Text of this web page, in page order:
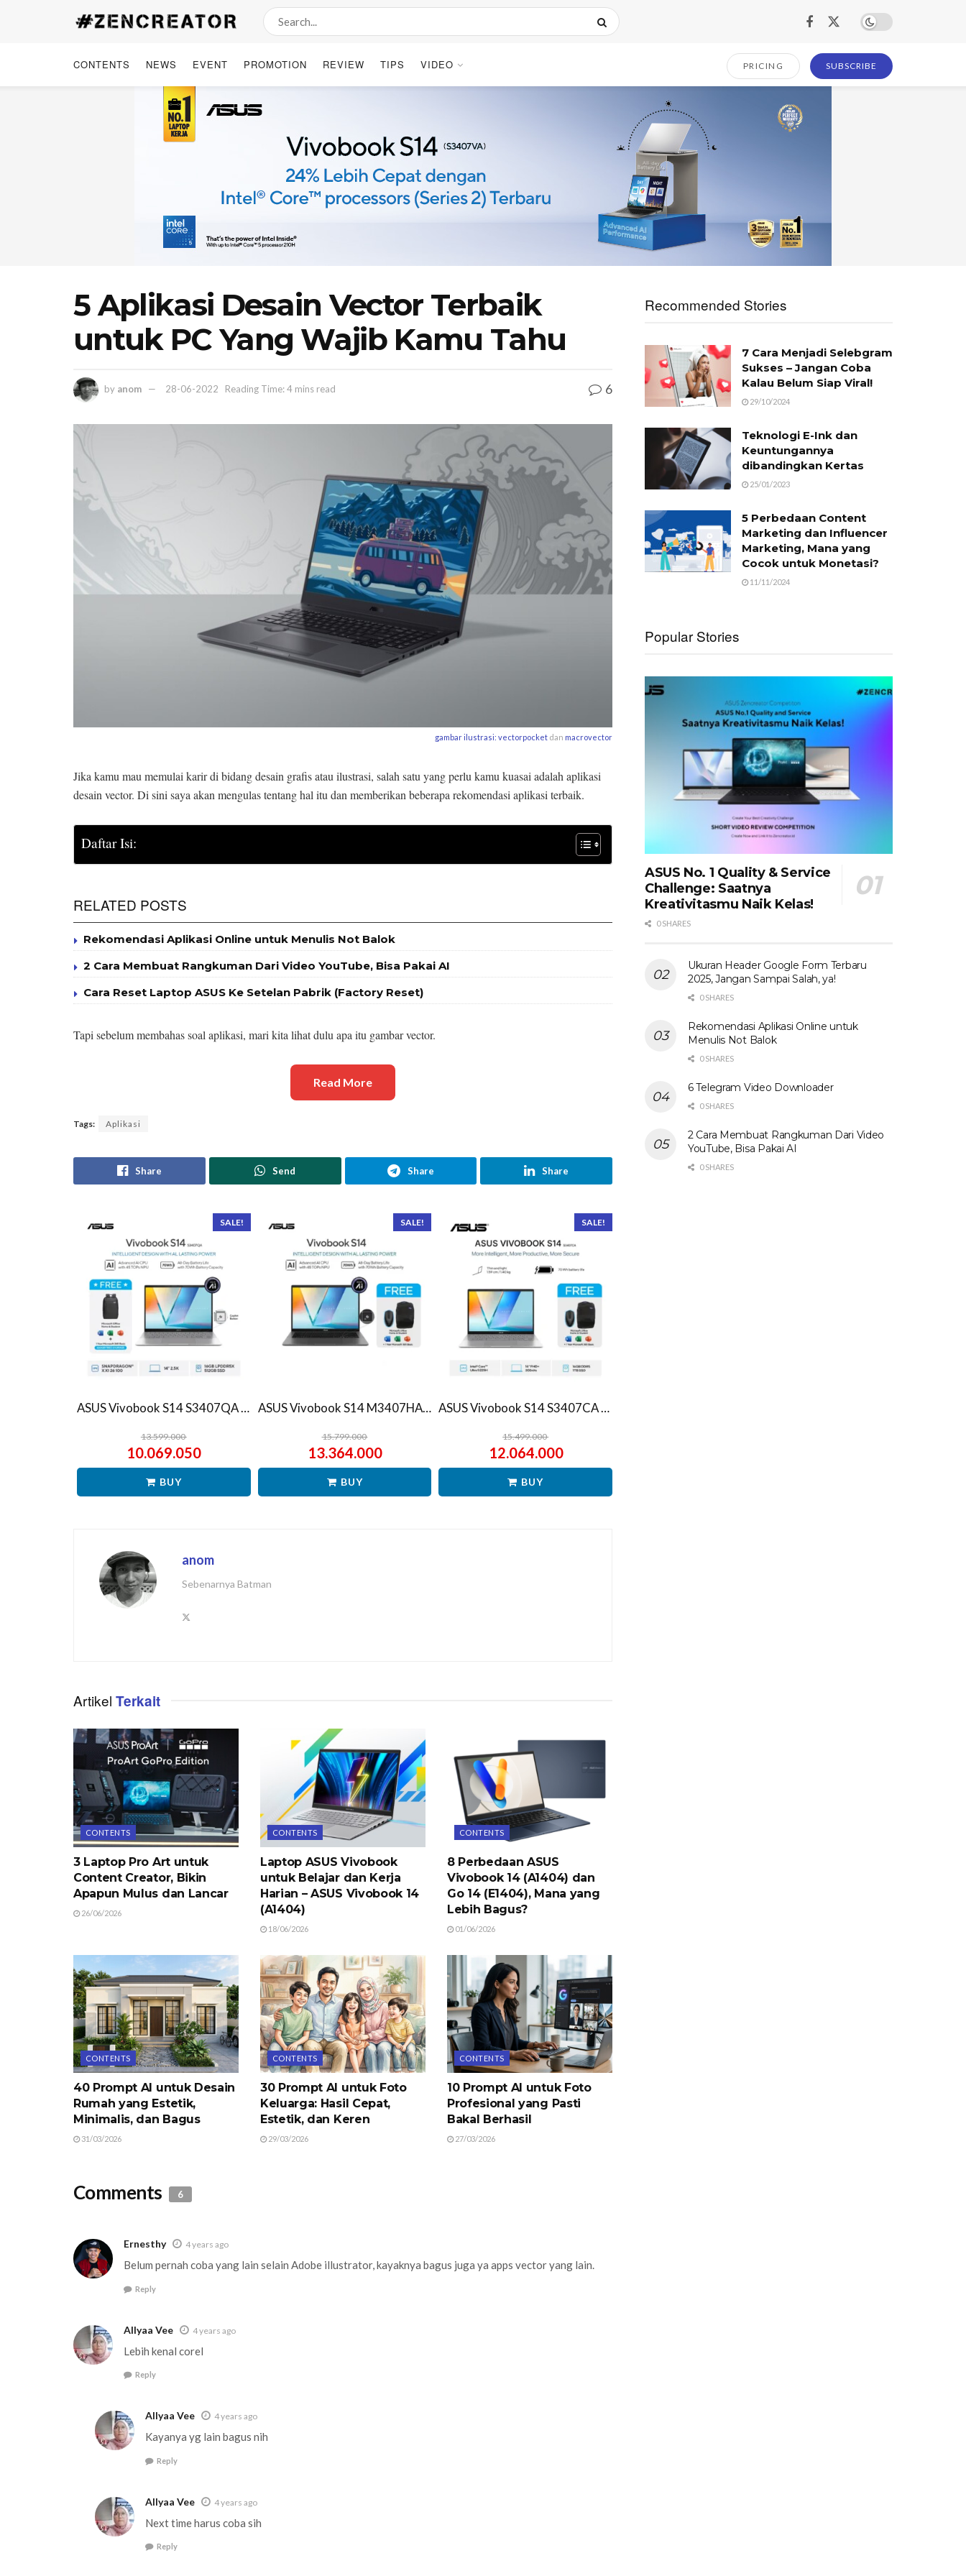
CONTENTS NEWS EVENT PROMOTION REVIEW TIPS VIDEO PRICING SUBSCRIBE
5 Aplikasi Desain Vector Terbaik
untuk PC Yang Wajib Kamu Tahu
by anom 28-06-2022 Reading Time: 4 mins read 6
gambar ilustrasi: vectorpocket dan macrovector
Jika kamu mau memulai karir di bidang desain grafis atau ilustrasi, salah satu yang perlu kamu kuasai adalah aplikasi
desain vector. Di sini saya akan mengulas tentang hal itu dan memberikan beberapa rekomendasi aplikasi terbaik.
Daftar Isi:
RELATED POSTS
Rekomendasi Aplikasi Online untuk Menulis Not Balok
2 Cara Membuat Rangkuman Dari Video YouTube, Bisa Pakai AI
Cara Reset Laptop ASUS Ke Setelan Pabrik (Factory Reset)
Tapi sebelum membahas soal aplikasi, mari kita lihat dulu apa itu gambar vector.
Read More
Tags: Aplikasi
Share Send Share Share
SALE!
ASUS Vivobook S14 S3407QA – IPSP151M – Matte Gray
13.599.000
10.069.050
BUY
SALE!
ASUS Vivobook S14 M3407HA Ryzen 7 260 1TB SSD 16GB WUXGA IPS Win11+OHS
15.799.000
13.364.000
BUY
SALE!
ASUS Vivobook S14 S3407CA Ultra 5 225H 1TB SSD 16GB WUXGA IPS Win11+OHS
15.499.000
12.064.000
BUY
anom
Sebenarnya Batman
Artikel Terkait
CONTENTS
3 Laptop Pro Art untuk
Content Creator, Bikin
Apapun Mulus dan Lancar
26/06/2026
CONTENTS
Laptop ASUS Vivobook
untuk Belajar dan Kerja
Harian – ASUS Vivobook 14
(A1404)
18/06/2026
CONTENTS
8 Perbedaan ASUS
Vivobook 14 (A1404) dan
Go 14 (E1404), Mana yang
Lebih Bagus?
01/06/2026
CONTENTS
40 Prompt AI untuk Desain
Rumah yang Estetik,
Minimalis, dan Bagus
31/03/2026
CONTENTS
30 Prompt AI untuk Foto
Keluarga: Hasil Cepat,
Estetik, dan Keren
29/03/2026
CONTENTS
10 Prompt AI untuk Foto
Profesional yang Pasti
Bakal Berhasil
27/03/2026
Comments 6
Ernesthy 4 years ago
Belum pernah coba yang lain selain Adobe illustrator, kayaknya bagus juga ya apps vector yang lain.
Reply
Allyaa Vee 4 years ago
Lebih kenal corel
Reply
Allyaa Vee 4 years ago
Kayanya yg lain bagus nih
Reply
Allyaa Vee 4 years ago
Next time harus coba sih
Reply
Recommended Stories
7 Cara Menjadi Selebgram
Sukses – Jangan Coba
Kalau Belum Siap Viral!
29/10/2024
Teknologi E-Ink dan
Keuntungannya
dibandingkan Kertas
25/01/2023
5 Perbedaan Content
Marketing dan Influencer
Marketing, Mana yang
Cocok untuk Monetasi?
11/11/2024
Popular Stories
ASUS No. 1 Quality & Service
Challenge: Saatnya
Kreativitasmu Naik Kelas!
0 SHARES
Ukuran Header Google Form Terbaru
2025, Jangan Sampai Salah, ya!
0 SHARES
Rekomendasi Aplikasi Online untuk
Menulis Not Balok
0 SHARES
6 Telegram Video Downloader
0 SHARES
2 Cara Membuat Rangkuman Dari Video
YouTube, Bisa Pakai AI
0 SHARES